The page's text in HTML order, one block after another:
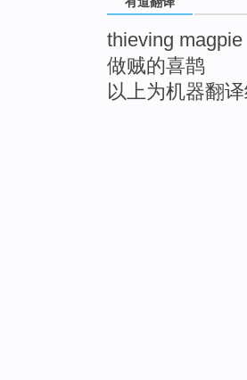
thieving magpie
做贼的喜鹊
以上为机器翻